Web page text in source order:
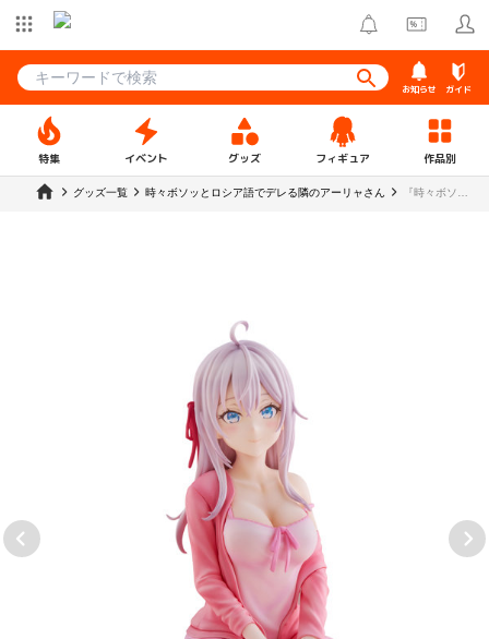
お知らせ ガイド
特集 イベント グッズ フィギュア 作品別
グッズ一覧 時々ボソッとロシア語でデレる隣のアーリャさん
『時々ボソッ